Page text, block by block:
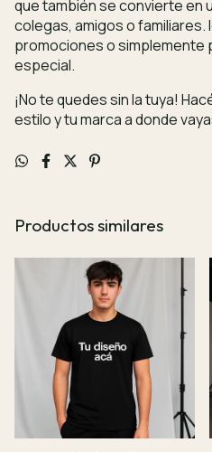
que también se convierte en
colegas, amigos o familiares.
promociones o simplemente
especial.
¡No te quedes sin la tuya!
estilo y tu marca a donde
Productos similares